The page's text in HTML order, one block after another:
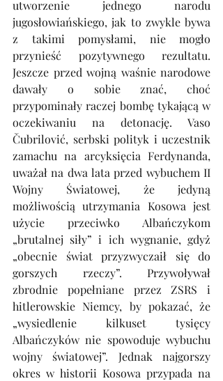
utworzenie jednego narodu
jugosłowiańskiego, jak to zwykle bywa
z takimi pomysłami, nie mogło
przynieść pozytywnego rezultatu.
Jeszcze przed wojną waśnie narodowe
dawały o sobie znać, choć
przypominały raczej bombę tykającą w
oczekiwaniu na detonację. Vaso
Čubrilović, serbski polityk i uczestnik
zamachu na arcyksięcia Ferdynanda,
uważał na dwa lata przed wybuchem II
Wojny Światowej, że jedyną
możliwością utrzymania Kosowa jest
użycie przeciwko Albańczykom
„brutalnej siły” i ich wygnanie, gdyż
„obecnie świat przyzwyczaił się do
gorszych rzeczy”. Przywoływał
zbrodnie popełniane przez ZSRS i
hitlerowskie Niemcy, by pokazać, że
„wysiedlenie kilkuset tysięcy
Albańczyków nie spowoduje wybuchu
wojny światowej”. Jednak najgorszy
okres w historii Kosowa przypada na